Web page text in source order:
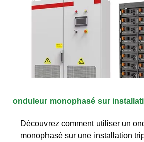
onduleur monophasé sur
Découvrez comment utiliser un
monophasé sur une installation